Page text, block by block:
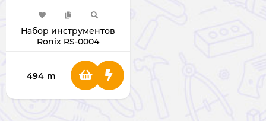
Набор инструментов
Ronix RS-0004
494 m